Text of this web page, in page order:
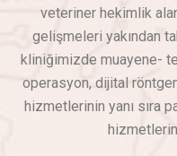
veteriner hekimlik
gelişmeleri yakından
kliniğimizde muayene-
operasyon, dijital
hizmetlerinin yanı sıra